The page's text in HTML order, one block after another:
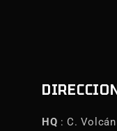
HQ : C.